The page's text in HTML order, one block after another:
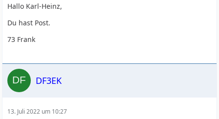
Hallo Karl-Heinz,
Du hast Post.
73 Frank
DF3EK
13. Juli 2022 um 10:27